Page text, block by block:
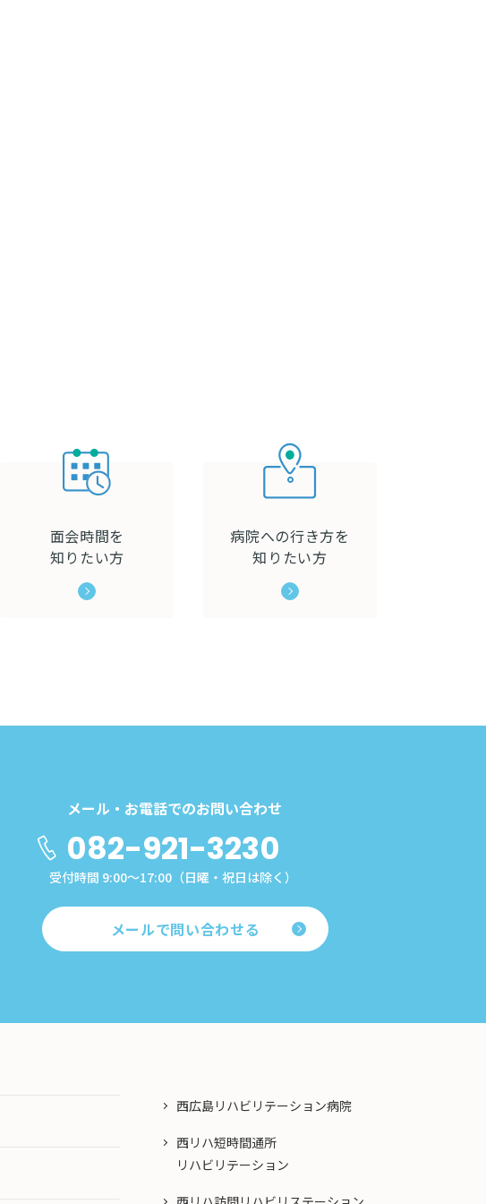
面会時間を
知りたい方
病院への行き方を
知りたい方
メール・お電話でのお問い合わせ
082-921-3230
受付時間 9:00～17:00（日曜・祝日は除く）
メールで問い合わせる
西広島リハビリテーション病院
西リハ短時間通所
リハビリテーション